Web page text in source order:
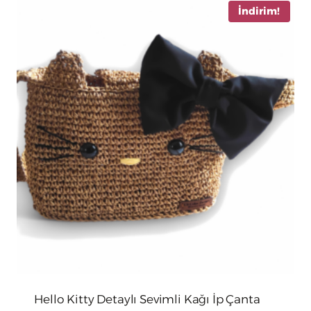
İndirim!
Hello Kitty Detaylı Sevimli Kağı İp Çanta